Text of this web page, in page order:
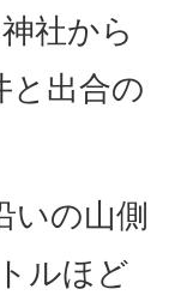
社から
と出合の
いの山側
ルほど